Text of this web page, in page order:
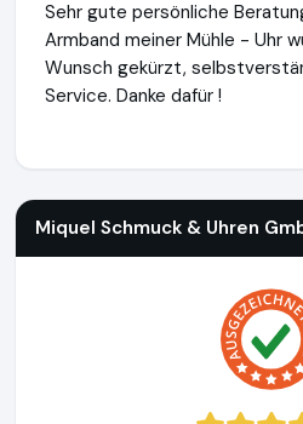
Sehr gute persönliche
Armband meiner Mühle - Uhr
Wunsch gekürzt,
Service. Danke dafür !
Miquel Schmuck & Uhren